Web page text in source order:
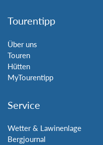
Tourentipp
Über uns
Touren
Hütten
MyTourentipp
Service
Wetter & Lawinenlage
Bergjournal